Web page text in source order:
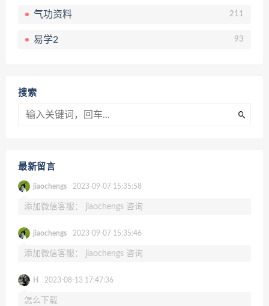
气功资料 211
易学2 93
搜索
最新留言
jiaochengs 2023-09-07 15:35:58
添加微信客服： jiaochengs 咨询
jiaochengs 2023-09-07 15:35:46
添加微信客服： jiaochengs 咨询
H 2023-08-13 17:47:36
怎么下载